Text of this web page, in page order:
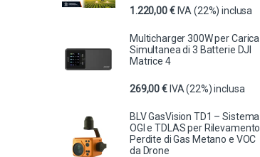
1.220,00€ IVA (22%) inclusa
Multicharger 300W per Carica
Simultanea di 3 Batterie DJI
Matrice 4
269,00€ IVA (22%) inclusa
BLV GasVision TD1 – Sistema
OGI e TDLAS per Rilevamento
Perdite di Gas Metano e VOC
da Drone